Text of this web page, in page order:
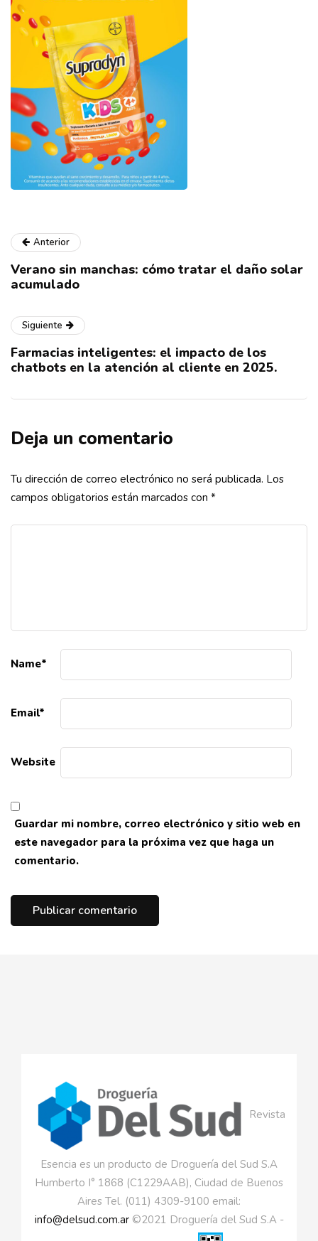
Anterior
Verano sin manchas: cómo tratar el daño solar
acumulado
Siguiente
Farmacias inteligentes: el impacto de los
chatbots en la atención al cliente en 2025.
Deja un comentario
Tu dirección de correo electrónico no será publicada. Los
campos obligatorios están marcados con *
Name*
Email*
Website
Guardar mi nombre, correo electrónico y sitio web en
este navegador para la próxima vez que haga un
comentario.
Revista
Esencia es un producto de Droguería del Sud S.A
Humberto I° 1868 (C1229AAB), Ciudad de Buenos
Aires Tel. (011) 4309-9100 email:
info@delsud.com.ar©2021 Droguería del Sud S.A -